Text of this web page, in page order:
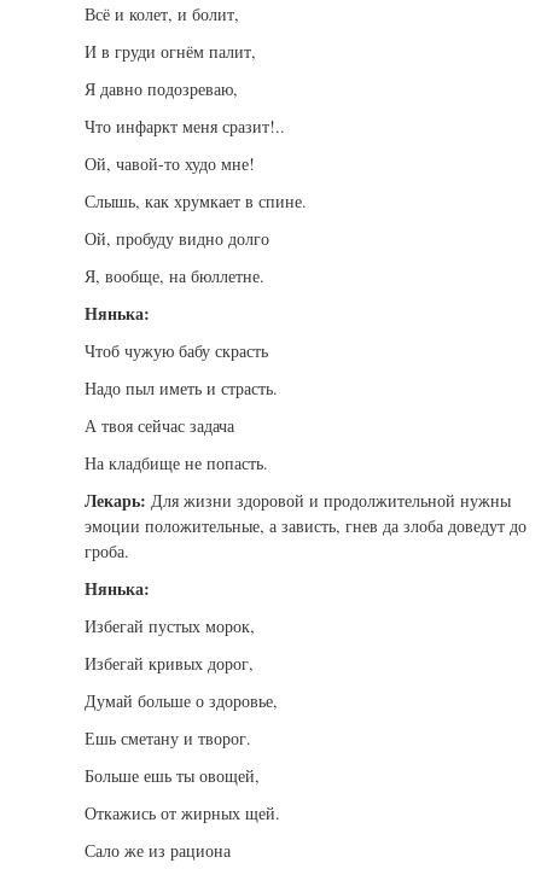
Всё и колет, и болит,
И в груди огнём палит,
Я давно подозреваю,
Что инфаркт меня сразит!..
Ой, чавой-то худо мне!
Слышь, как хрумкает в спине.
Ой, пробуду видно долго
Я, вообще, на бюллетне.
Нянька:
Чтоб чужую бабу скрасть
Надо пыл иметь и страсть.
А твоя сейчас задача
На кладбище не попасть.
Лекарь: Для жизни здоровой и продолжительной нужны
эмоции положительные, а зависть, гнев да злоба доведут до
гроба.
Нянька:
Избегай пустых морок,
Избегай кривых дорог,
Думай больше о здоровье,
Ешь сметану и творог.
Больше ешь ты овощей,
Откажись от жирных щей.
Сало же из рациона